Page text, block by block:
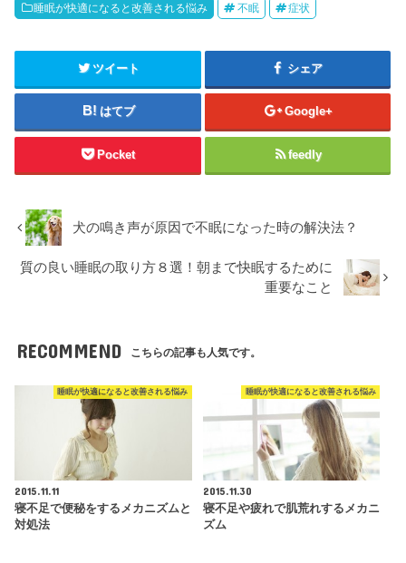
睡眠が快適になると改善される悩み 不眠 症状
ツイート シェア
はてブ Google+
Pocket feedly
犬の鳴き声が原因で不眠になった時の解決法？
質の良い睡眠の取り方８選！朝まで快眠するために
重要なこと
RECOMMEND こちらの記事も人気です。
睡眠が快適になると改善される悩み
2015.11.11
寝不足で便秘をするメカニズムと
対処法
睡眠が快適になると改善される悩み
2015.11.30
寝不足や疲れで肌荒れするメカニ
ズム